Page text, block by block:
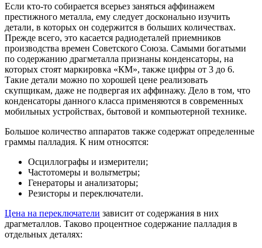
Если кто-то собирается всерьез заняться аффинажем
престижного металла, ему следует досконально изучить
детали, в которых он содержится в больших количествах.
Прежде всего, это касается радиодеталей приемников
производства времен Советского Союза. Самыми богатыми
по содержанию драгметалла признаны конденсаторы, на
которых стоят маркировка «КМ», также цифры от 3 до 6.
Такие детали можно по хорошей цене реализовать
скупщикам, даже не подвергая их аффинажу. Дело в том, что
конденсаторы данного класса применяются в современных
мобильных устройствах, бытовой и компьютерной технике.
Большое количество аппаратов также содержат определенные
граммы палладия. К ним относятся:
Осциллографы и измерители;
Частотомеры и вольтметры;
Генераторы и анализаторы;
Резисторы и переключатели.
Цена на переключатели зависит от содержания в них
драгметаллов. Таково процентное содержание палладия в
отдельных деталях: